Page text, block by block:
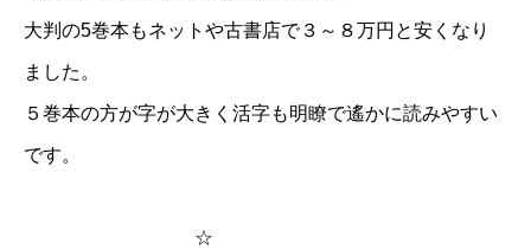
大判の5巻本もネットや古書店で３～８万円と安くなり
ました。
５巻本の方が字が大きく活字も明瞭で遙かに読みやすい
です。
☆